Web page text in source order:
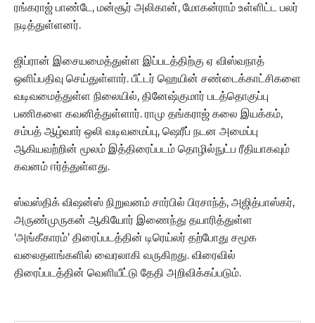
ரங்கராஜ் பாண்டே, மன்சூர் அலிகான், மோகன்ராம் உள்ளிட்ட பலர்
நடித்துள்ளனர்.
ஜிப்ரான் இசையமைத்துள்ள இப்படத்திற்கு ஏ விஸ்வநாத்
ஒளிப்பதிவு செய்துள்ளார். பீட்டர் ஹெயின் சண்டைக்காட்சிகளை
வடிவமைத்துள்ள நிலையில், தினேஷ்குமார் படத்தொகுப்பு
பணிகளை கவனித்துள்ளார். ராமு தங்கராஜ் கலை இயக்கம்,
சம்பத் ஆழ்வார் ஒலி வடிவமைப்பு, ஷெரீப் நடன அமைப்பு
ஆகியவற்றின் மூலம் இத்திரைப்படம் தொழில்நுட்ப ரீதியாகவும்
கவனம் ஈர்த்துள்ளது.
ஸ்வஸ்திக் விஷன்ஸ் நிறுவனம் சார்பில் பிரசாந்த், அஜித்பாஸ்கர்,
அருண்முருகன் ஆகியோர் இணைந்து தயாரித்துள்ள
‘அங்கீகாரம்’ திரைப்படத்தின் டிரெய்லர் தற்போது சமூக
வலைதளங்களில் வைரலாகி வருகிறது. விரைவில்
திரைப்படத்தின் வெளியீட்டு தேதி அறிவிக்கப்படும்.